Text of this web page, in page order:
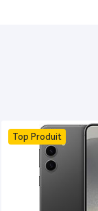
Top Produit